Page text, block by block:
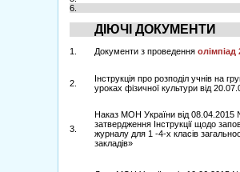
6.
ДІЮЧІ ДОКУМЕНТИ
1. Документи з проведення олімпіад
2.
Інструкція про розподіл учнів на
уроках фізичної культури від
3.
Наказ МОН України від
затвердження Інструкції щодо
журналу для 1 -4-х класів
закладів»